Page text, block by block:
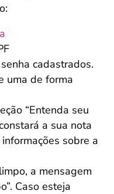
cadastrados.
uma de forma
“Entenda seu
a sua nota
sobre a
a mensagem
Caso esteja